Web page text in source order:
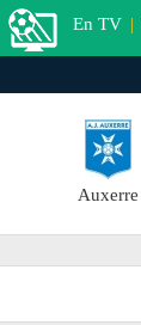
En TV |
Auxerre